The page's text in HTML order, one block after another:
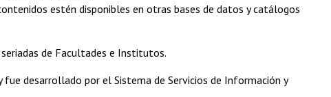
estén disponibles en otras bases de datos y catálogos
seriadas de Facultades e Institutos.
desarrollado por el Sistema de Servicios de Información y